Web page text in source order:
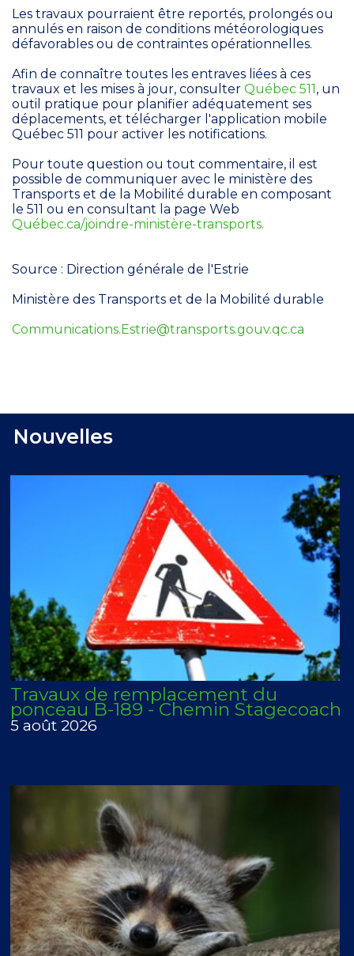
Les travaux pourraient être reportés, prolongés ou
annulés en raison de conditions météorologiques
défavorables ou de contraintes opérationnelles.
Afin de connaître toutes les entraves liées à ces
travaux et les mises à jour, consulter Québec 511 , un
outil pratique pour planifier adéquatement ses
déplacements, et télécharger l'application mobile
Québec 511 pour activer les notifications.
Pour toute question ou tout commentaire, il est
possible de communiquer avec le ministère des
Transports et de la Mobilité durable en composant
le 511 ou en consultant la page Web
Québec.ca/joindre-ministère-transports.
Source : Direction générale de l'Estrie
Ministère des Transports et de la Mobilité durable
Communications.Estrie@transports.gouv.qc.ca
Nouvelles
Travaux de remplacement du
ponceau B-189 - Chemin Stagecoach
5 août 2026